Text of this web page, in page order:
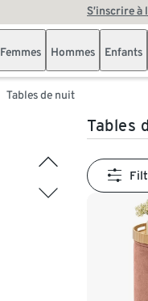
S’inscrire à
Femmes Hommes Enfants
Tables de nuit
Tables